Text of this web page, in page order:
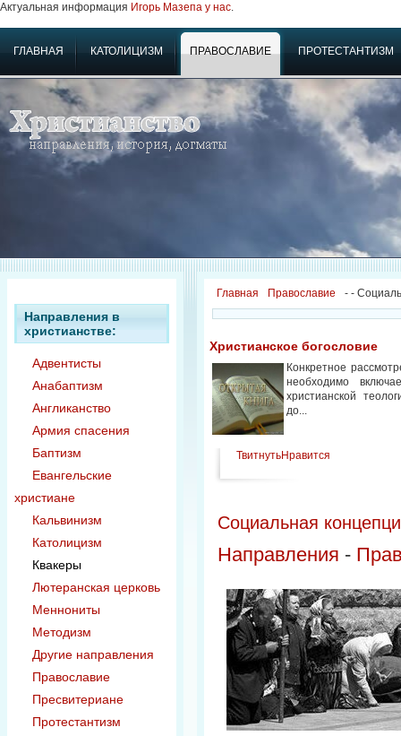
Актуальная информация Игорь Мазепа у нас.
ГЛАВНАЯ КАТОЛИЦИЗМ ПРАВОСЛАВИЕ ПРОТЕСТАНТИЗМ
Направления в
христианстве:
Адвентисты
Анабаптизм
Англиканство
Армия спасения
Баптизм
Евангельские
христиане
Кальвинизм
Католицизм
Квакеры
Лютеранская церковь
Меннониты
Методизм
Другие направления
Православие
Пресвитериане
Протестантизм
Главная -
Православие -
Христианское богословие
Конкретное
необходимо
христианской
до...
ТвитнутьНравится
Социальная
Направления -